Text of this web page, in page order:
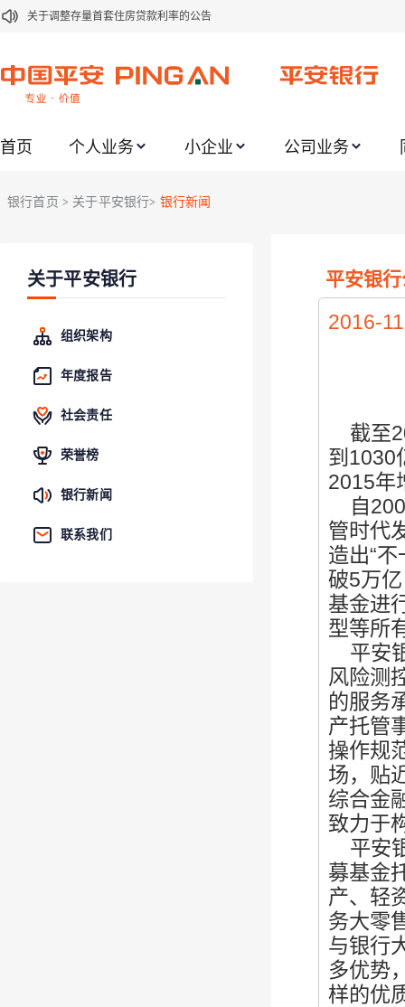
关于调整存量首套住房贷款利率的公告
关于修订《平安银行代理个人客户贵金属交易协议书》的公告
关于我行聚金宝交易软件升级更新的通知
关于2020年端午节期间上金所代理业务调整合约保证金比例和涨跌幅度限制的
关于加强代理贵金属业务风险防范的提示
首页 个人业务 小企业 公司业务
银行首页 > 关于平安银行> 银行新闻
关于平安银行
组织架构
年度报告
社会责任
荣誉榜
银行新闻
联系我们
平安银
2016-
截至
到1030
2015年
自
管时代
造出“
破5万
基金进
型等所
平安
风险测
的服务
产托管
操作规
场，贴
综合金
致力于
平安
募基金
产、轻
务大零
与银行
多优势
样的优